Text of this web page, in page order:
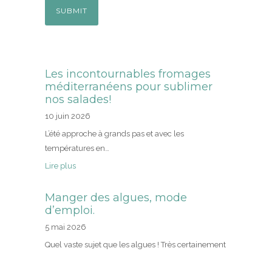
Les incontournables fromages
méditerranéens pour sublimer
nos salades!
10 juin 2026
L’été approche à grands pas et avec les
températures en…
Lire plus
Manger des algues, mode
d’emploi.
5 mai 2026
Quel vaste sujet que les algues ! Très certainement